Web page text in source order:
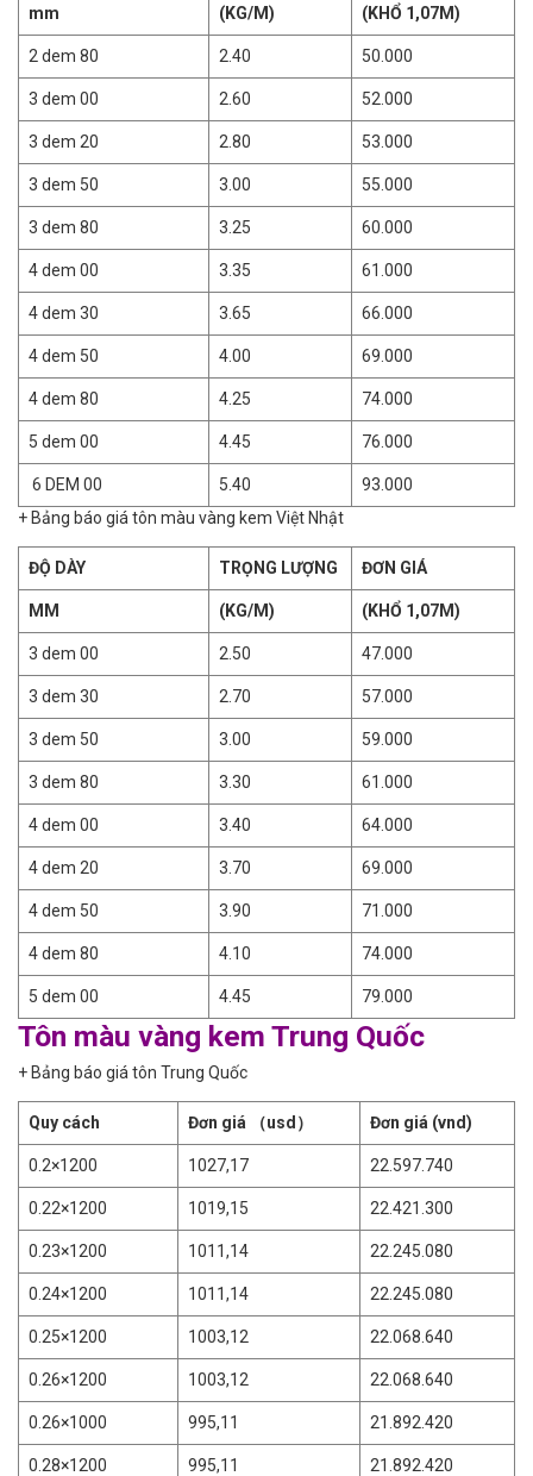
mm (KG/M) (KHỔ 1,07M)
2 dem 80 2.40 50.000
3 dem 00 2.60 52.000
3 dem 20 2.80 53.000
3 dem 50 3.00 55.000
3 dem 80 3.25 60.000
4 dem 00 3.35 61.000
4 dem 30 3.65 66.000
4 dem 50 4.00 69.000
4 dem 80 4.25 74.000
5 dem 00 4.45 76.000
6 DEM 00 5.40
93.000
+ Bảng báo giá tôn màu vàng kem Việt Nhật
ĐỘ DÀY TRỌNG LƯỢNG ĐƠN GIÁ
MM (KG/M) (KHỔ 1,07M)
3 dem 00 2.50 47.000
3 dem 30 2.70 57.000
3 dem 50 3.00 59.000
3 dem 80 3.30 61.000
4 dem 00 3.40 64.000
4 dem 20 3.70 69.000
4 dem 50 3.90 71.000
4 dem 80 4.10 74.000
5 dem 00 4.45 79.000
Tôn màu vàng kem Trung Quốc
+ Bảng báo giá tôn Trung Quốc
Quy cách Đơn giá （usd） Đơn giá (vnd)
0.2×1200 1027,17 22.597.740
0.22×1200 1019,15 22.421.300
0.23×1200 1011,14 22.245.080
0.24×1200 1011,14 22.245.080
0.25×1200 1003,12 22.068.640
0.26×1200 1003,12 22.068.640
0.26×1000 995,11 21.892.420
0.28×1200 995,11 21.892.420